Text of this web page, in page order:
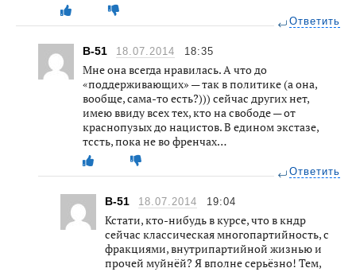
Ответить
B-51 18.07.2014 18:35
Мне она всегда нравилась. А что до
«поддерживающих» — так в политике (а она,
вообще, сама-то есть?))) сейчас других нет,
имею ввиду всех тех, кто на свободе — от
краснопузых до нацистов. В едином экстазе,
тссть, пока не во френчах…
Ответить
B-51 18.07.2014 19:04
Кстати, кто-нибудь в курсе, что в кндр
сейчас классическая многопартийность, с
фракциями, внутрипартийной жизнью и
прочей муйнёй? Я вполне серьёзно! Тем,